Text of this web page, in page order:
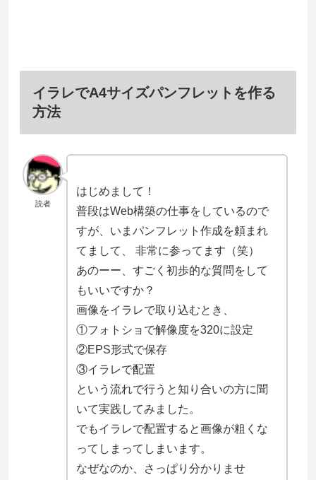
イラレでA4サイズパンフレットを作る
方法
読者
はじめまして！
普段はWeb構築の仕事をしているので
すが、いまパンフレット作成を頼まれ
てまして、 非常に参ってます（笑）
あのーー、すごく初歩的な質問をして
もいいですか？
画像をイラレで取り込むとき、
①フォトショで解像度を320に設定
②EPS形式で保存
③イラレで配置
という流れで行うと知り合いの方に聞
いて実践してみました。
でもイラレで配置すると画像が粗くな
ってしまってしまいます。
なぜなのか、さっぱり分かりませ